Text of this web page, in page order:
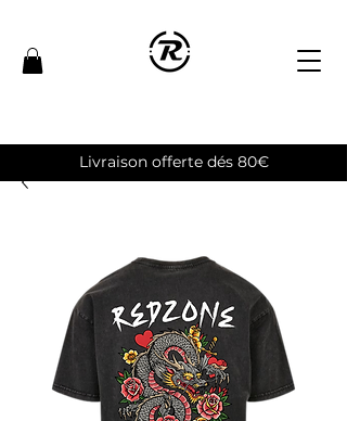
Livraison offerte dés 80€